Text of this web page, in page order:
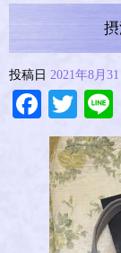
投稿日 2021年8月31